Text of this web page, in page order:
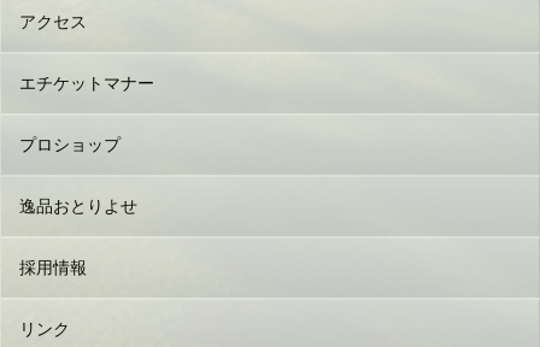
アクセス
エチケットマナー
プロショップ
逸品おとりよせ
採用情報
リンク